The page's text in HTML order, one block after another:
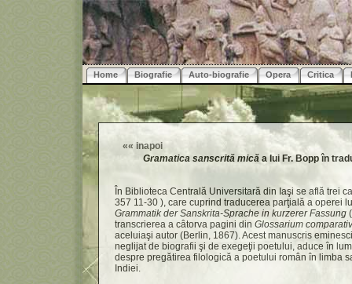
Home Biografie Auto-biografie Opera Critica
«« inapoi
Gramatica sanscrită micăa lui Fr. Bopp în
În Biblioteca Centrală Universitară din Iaşi se află trei
357 11-30 ), care cuprind traducerea parţială a operei
Grammatik der Sanskrita-Sprache in kurzerer Fassung
transcrierea a câtorva pagini din Glossarium
aceluiaşi autor (Berlin, 1867). Acest manuscris
neglijat de biografii şi de exegeţii poetului, aduce în
despre pregătirea filologică a poetului român în limba
Indiei.